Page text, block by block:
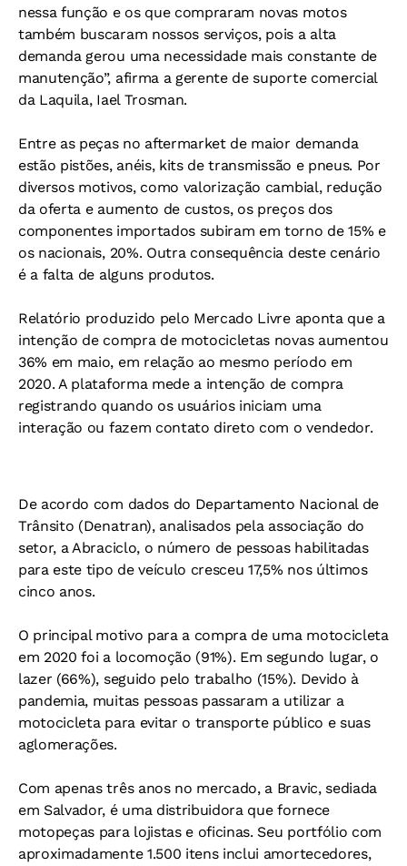
nessa função e os que compraram novas motos
também buscaram nossos serviços, pois a alta
demanda gerou uma necessidade mais constante de
manutenção”, afirma a gerente de suporte comercial
da Laquila, Iael Trosman.
Entre as peças no aftermarket de maior demanda
estão pistões, anéis, kits de transmissão e pneus. Por
diversos motivos, como valorização cambial, redução
da oferta e aumento de custos, os preços dos
componentes importados subiram em torno de 15% e
os nacionais, 20%. Outra consequência deste cenário
é a falta de alguns produtos.
Relatório produzido pelo Mercado Livre aponta que a
intenção de compra de motocicletas novas aumentou
36% em maio, em relação ao mesmo período em
2020. A plataforma mede a intenção de compra
registrando quando os usuários iniciam uma
interação ou fazem contato direto com o vendedor.
De acordo com dados do Departamento Nacional de
Trânsito (Denatran), analisados pela associação do
setor, a Abraciclo, o número de pessoas habilitadas
para este tipo de veículo cresceu 17,5% nos últimos
cinco anos.
O principal motivo para a compra de uma motocicleta
em 2020 foi a locomoção (91%). Em segundo lugar, o
lazer (66%), seguido pelo trabalho (15%). Devido à
pandemia, muitas pessoas passaram a utilizar a
motocicleta para evitar o transporte público e suas
aglomerações.
Com apenas três anos no mercado, a Bravic, sediada
em Salvador, é uma distribuidora que fornece
motopeças para lojistas e oficinas. Seu portfólio com
aproximadamente 1.500 itens inclui amortecedores,